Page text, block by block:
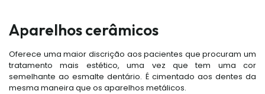
Aparelhos cerâmicos
Oferece uma maior discrição aos pacientes que procuram um
tratamento mais estético, uma vez que tem uma cor
semelhante ao esmalte dentário. É cimentado aos dentes da
mesma maneira que os aparelhos metálicos.